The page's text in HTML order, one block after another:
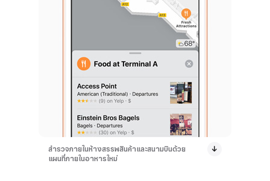
สำรวจภายในห้างสรรพสินค้าและสนามบินด้วย
แผนที่ภายในอาหารใหม่